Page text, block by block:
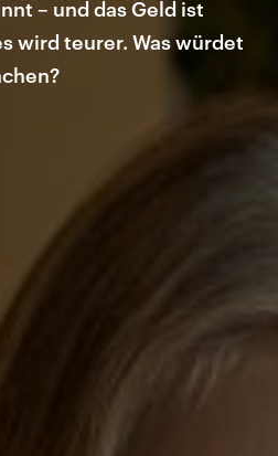
– und das Geld ist
wird teurer. Was würdet